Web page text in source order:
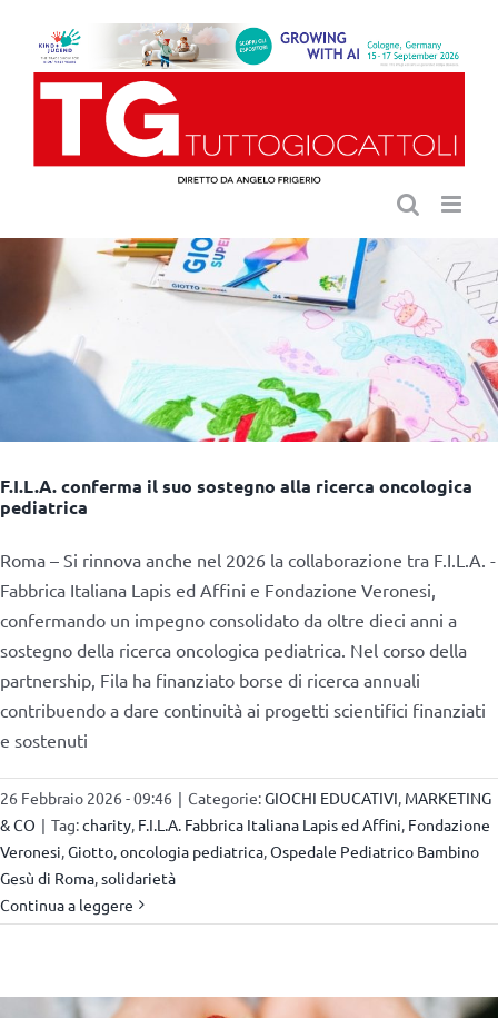
contenuto
F.I.L.A. conferma il suo sostegno alla ricerca oncologica
pediatrica
Roma – Si rinnova anche nel 2026 la collaborazione tra F.I.L.A. -
Fabbrica Italiana Lapis ed Affini e Fondazione Veronesi,
confermando un impegno consolidato da oltre dieci anni a
sostegno della ricerca oncologica pediatrica. Nel corso della
partnership, Fila ha finanziato borse di ricerca annuali
contribuendo a dare continuità ai progetti scientifici finanziati
e sostenuti
26 Febbraio 2026 - 09:46 | Categorie:GIOCHI EDUCATIVI MARKETING
& CO | Tag:charity F.I.L.A. Fabbrica Italiana Lapis ed Affini Fondazione
Veronesi Giotto oncologia pediatrica Ospedale Pediatrico Bambino
Gesù di Roma solidarietà
Continua a leggere